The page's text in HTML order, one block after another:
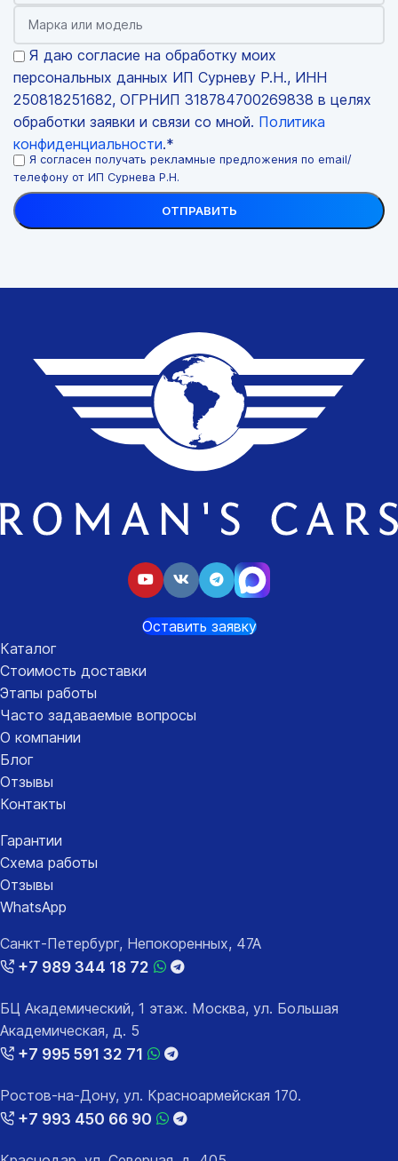
Я даю согласие на обработку моих
персональных данных ИП Сурневу Р.Н., ИНН
250818251682, ОГРНИП 318784700269838 в целях
обработки заявки и связи со мной. Политика
конфиденциальности.*
Я согласен получать рекламные предложения по email/
телефону от ИП Сурнева Р.Н.
Оставить заявку
Каталог
Стоимость доставки
Этапы работы
Часто задаваемые вопросы
О компании
Блог
Отзывы
Контакты
Гарантии
Схема работы
Отзывы
WhatsApp
Санкт-Петербург, Непокоренных, 47А
+7 989 344 18 72
БЦ Академический, 1 этаж. Москва, ул. Большая
Академическая, д. 5
+7 995 591 32 71
Ростов-на-Дону, ул. Красноармейская 170.
+7 993 450 66 90